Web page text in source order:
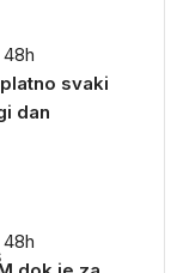
svaki
dan